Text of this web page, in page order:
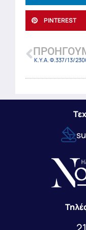
PINTEREST